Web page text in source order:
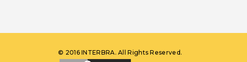
© 2016 INTERBRA. All Rights Reserved.